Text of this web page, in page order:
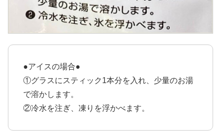
●アイスの場合●
①グラスにスティック1本分を入れ、少量のお湯
で溶かします。
②冷水を注ぎ、凍りを浮かべます。